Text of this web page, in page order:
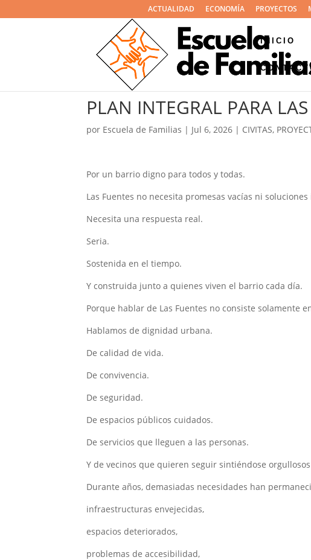
ACTUALIDAD ECONOMÍA PROYECTOS
INICIO
PLAN INTEGRAL PARA
por Escuela de Familias | Jul 6, 2026| CIVITAS,
Por un barrio digno para todos y todas.
Las Fuentes no necesita promesas vacías ni
Necesita una respuesta real.
Seria.
Sostenida en el tiempo.
Y construida junto a quienes viven el barrio cada día.
Porque hablar de Las Fuentes no consiste solamente
Hablamos de dignidad urbana.
De calidad de vida.
De convivencia.
De seguridad.
De espacios públicos cuidados.
De servicios que lleguen a las personas.
Y de vecinos que quieren seguir sintiéndose
Durante años, demasiadas necesidades han
infraestructuras envejecidas,
espacios deteriorados,
problemas de accesibilidad,